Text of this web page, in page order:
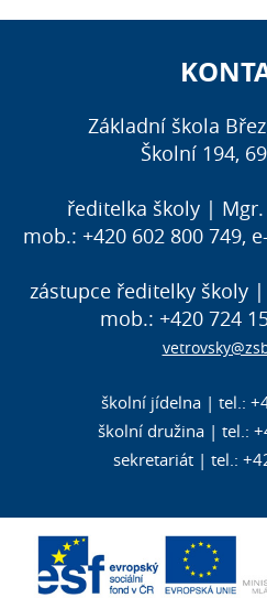
Základní škola
Školní 194,
ředitelka školy | Mgr.
mob.: +420 602 800 749,
zástupce ředitelky školy
mob.: +420 724
školní jídelna | tel.:
školní družina | tel.:
sekretariát | tel.: